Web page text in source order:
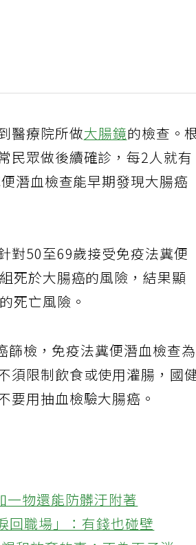
醫療院所做大腸鏡的檢查。
民眾做後續確診，每2人就有
潛血檢查能早期發現大腸癌
對50至69歲接受免疫法糞便
死於大腸癌的風險，結果顯
死亡風險。
篩檢，免疫法糞便潛血檢查
須限制飲食或使用灌腸，國
要用抽血檢驗大腸癌。
物還能防髒汙附著
回職場」：有錢也碰壁